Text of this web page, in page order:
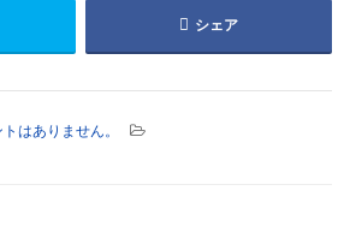
シェア
はありません。